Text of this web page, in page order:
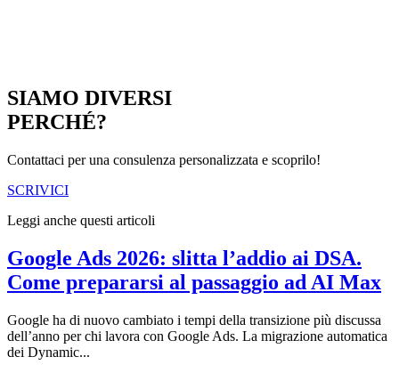
SIAMO DIVERSI
PERCHÉ?
Contattaci per una consulenza personalizzata e scoprilo!
SCRIVICI
Leggi anche questi articoli
Google Ads 2026: slitta l’addio ai DSA.
Come prepararsi al passaggio ad AI Max
Google ha di nuovo cambiato i tempi della transizione più discussa
dell’anno per chi lavora con Google Ads. La migrazione automatica
dei Dynamic...